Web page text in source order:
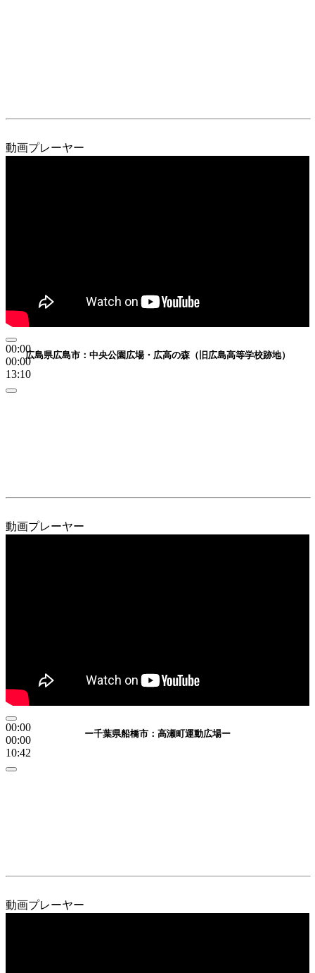
動画プレーヤー
00:00
00:00
13:10
広島県広島市：中央公園広場・広高の森（旧広島高等学校跡地）
動画プレーヤー
00:00
00:00
10:42
ー千葉県船橋市：高瀬町運動広場ー
動画プレーヤー